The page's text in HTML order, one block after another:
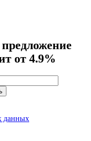
от 4.9%
данных